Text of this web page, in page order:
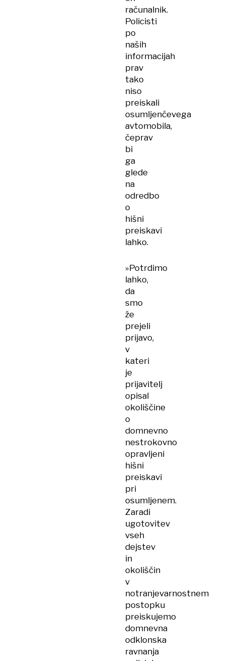
računalnik.
Policisti
po
naših
informacijah
prav
tako
niso
preiskali
osumljenčevega
avtomobila,
čeprav
bi
ga
glede
na
odredbo
o
hišni
preiskavi
lahko.
»Potrdimo
lahko,
da
smo
že
prejeli
prijavo,
v
kateri
je
prijavitelj
opisal
okoliščine
o
domnevno
nestrokovno
opravljeni
hišni
preiskavi
pri
osumljenem.
Zaradi
ugotovitev
vseh
dejstev
in
okoliščin
v
notranjevarnostnem
postopku
preiskujemo
domnevna
odklonska
ravnanja